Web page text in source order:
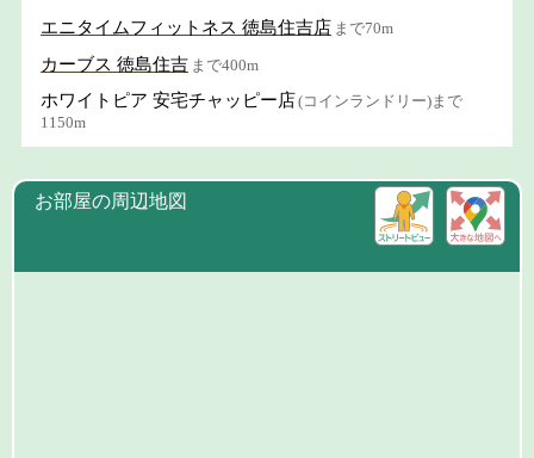
エニタイムフィットネス 徳島住吉店 まで70m
カーブス 徳島住吉 まで400m
ホワイトピア 安宅チャッピー店(コインランドリー)まで
1150m
お部屋の周辺地図